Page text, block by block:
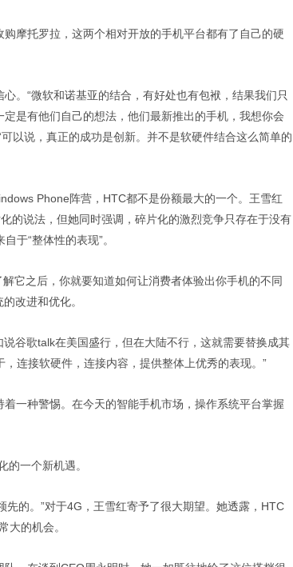
摩托罗拉，这两个相对开放的手机平台都有了自己的硬
。“微软和诺基亚的结合，有好处也有包袱，结果我们只
是有他们自己的想法，他们最新推出的手机，我想你会
以说，真正的成功是创新。并不是软硬件结合这么简单的
Phone阵营，HTC都不是份额最大的一个。王雪红
的说法，但她同时强调，碎片化的激烈竞争只存在于没有
于“整体性的表现”。
它之后，你就要知道如何让消费者体验出你手机的不同
改进和优化。
谷歌talk在美国盛行，但在大陆不行，这就需要替换成其
连接软硬件，连接内容，提供整体上优秀的表现。”
一种警惕。在今天的智能手机市场，操作系统平台掌握
的一个新机遇。
先的。”对于4G，王雪红寄予了很大期望。她透露，HTC
大的机会。